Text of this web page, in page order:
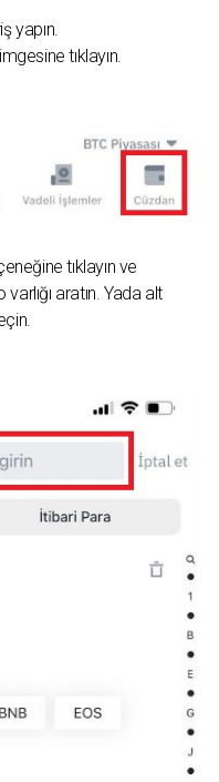
yapın.
tıklayın.
tıklayın ve
aratın. Yada alt